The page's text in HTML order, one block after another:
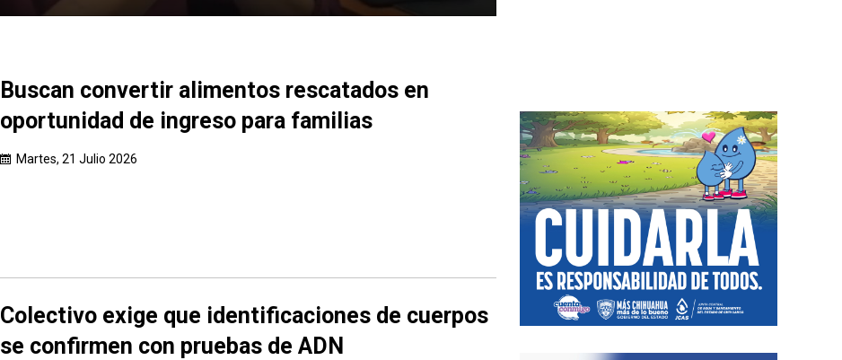
Buscan convertir alimentos rescatados en
oportunidad de ingreso para familias
Martes, 21 Julio 2026
Colectivo exige que identificaciones de cuerpos
se confirmen con pruebas de ADN